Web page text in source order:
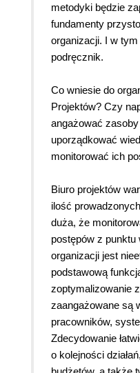
metodyki będzie
fundamenty
organizacji. I w
podręcznik.
Co wniesie do
Projektów? Czy
angażować
uporządkować
monitorować ich
Biuro projektów
ilość
duża, że
postępów z punktu
organizacji jest
podstawową
zoptymalizowanie
zaangażowane są
pracowników,
Zdecydowanie
o kolejności